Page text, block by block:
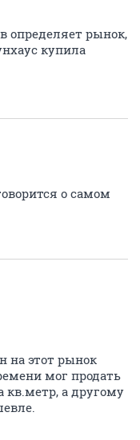
определяет рынок,
купила
о самом
на этот рынок
мог продать
кв.метр, а другому